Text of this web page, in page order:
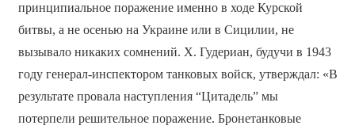
принципиальное поражение именно в ходе Курской
битвы, а не осенью на Украине или в Сицилии, не
вызывало никаких сомнений. Х. Гудериан, будучи в 1943
году генерал-инспектором танковых войск, утверждал: «В
результате провала наступления “Цитадель” мы
потерпели решительное поражение. Бронетанковые